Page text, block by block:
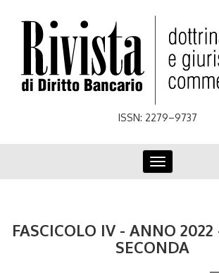
ISSN: 2279–9737
Toggle
navigation
FASCICOLO IV - ANNO 2022
SECONDA